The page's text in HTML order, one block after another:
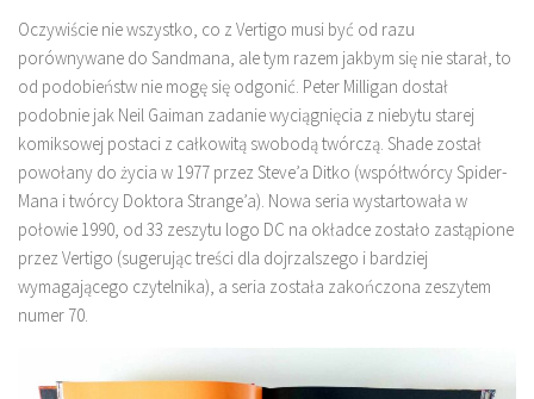
Oczywiście nie wszystko, co z Vertigo musi być od razu
porównywane do Sandmana, ale tym razem jakbym się nie starał, to
od podobieństw nie mogę się odgonić. Peter Milligan dostał
podobnie jak Neil Gaiman zadanie wyciągnięcia z niebytu starej
komiksowej postaci z całkowitą swobodą twórczą. Shade został
powołany do życia w 1977 przez Steve’a Ditko (współtwórcy Spider-
Mana i twórcy Doktora Strange’a). Nowa seria wystartowała w
połowie 1990, od 33 zeszytu logo DC na okładce zostało zastąpione
przez Vertigo (sugerując treści dla dojrzalszego i bardziej
wymagającego czytelnika), a seria została zakończona zeszytem
numer 70.